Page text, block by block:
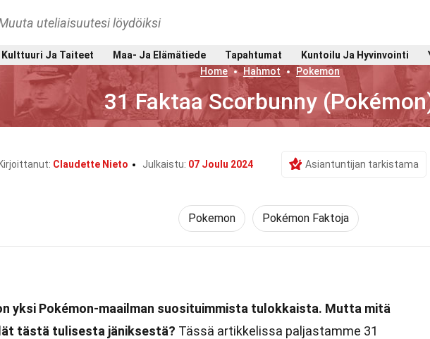
uteliaisuutesi löydöiksi
Kulttuuri Ja Taiteet Maa- Ja Elämätiede Tapahtumat Kuntoilu Ja Hyvinvointi
Home
Hahmot Pokemon
31 Faktaa Scorbunny
Kirjoittanut: Claudette Nieto Julkaistu: 07 Joulu 2024 Asiantuntijan tarkistama
Pokemon Pokémon Faktoja
yksi Pokémon-maailman suosituimmista tulokkaista. Mutta mitä
tästä tulisesta jäniksestä? Tässä artikkelissa paljastamme 31